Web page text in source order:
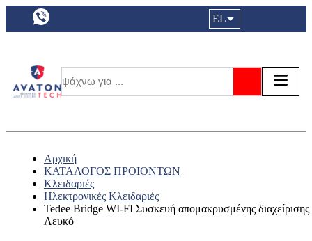
a11y.languageSelection:
EL
Αρχική
ΚΑΤΑΛΟΓΟΣ ΠΡΟΙΟΝΤΩΝ
Κλειδαριές
Ηλεκτρονικές Κλειδαριές
Tedee Bridge WI-FI Συσκευή απομακρυσμένης διαχείρισης
Λευκό